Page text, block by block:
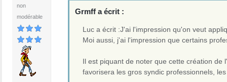
non
modérable
Grmff a écrit :
Luc a écrit :J'ai l'impression qu'on veut
Moi aussi, j'ai l'impression que certains
Il est piquant de noter que cette création
favorisera les gros syndic professionnels,